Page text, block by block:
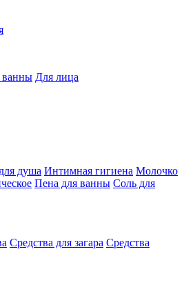
ванны Для лица
душа Интимная гигиена Молочко
Пена для ванны Соль для
Средства для загара Средства